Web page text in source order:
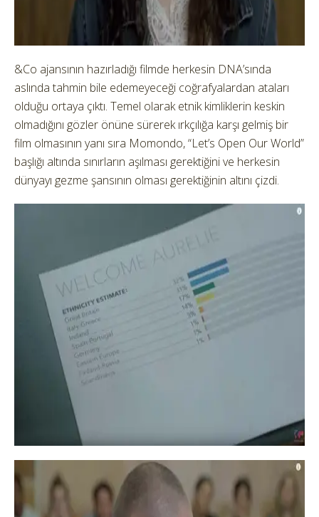
&Co ajansının hazırladığı filmde herkesin DNA’sında
aslında tahmin bile edemeyeceği coğrafyalardan ataları
olduğu ortaya çıktı. Temel olarak etnik kimliklerin keskin
olmadığını gözler önüne sürerek ırkçılığa karşı gelmiş bir
film olmasının yanı sıra Momondo, “Let’s Open Our World”
başlığı altında sınırların aşılması gerektiğini ve herkesin
dünyayı gezme şansının olması gerektiğinin altını çizdi.